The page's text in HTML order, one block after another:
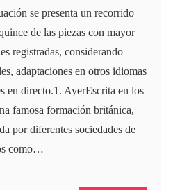
se presenta un recorrido
de las piezas con mayor
registradas, considerando
adaptaciones en otros idiomas
en directo.1. AyerEscrita en los
famosa formación británica,
por diferentes sociedades de
como…